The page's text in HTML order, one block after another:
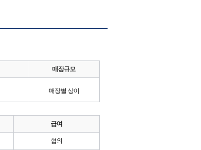
매장규모
매장별 상이
급여
협의